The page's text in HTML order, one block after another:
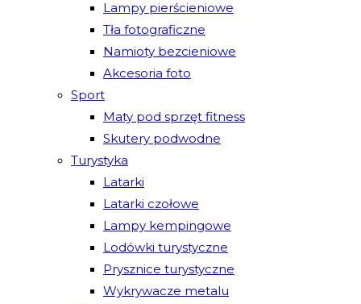
Lampy pierścieniowe
Tła fotograficzne
Namioty bezcieniowe
Akcesoria foto
Sport
Maty pod sprzęt fitness
Skutery podwodne
Turystyka
Latarki
Latarki czołowe
Lampy kempingowe
Lodówki turystyczne
Prysznice turystyczne
Wykrywacze metalu